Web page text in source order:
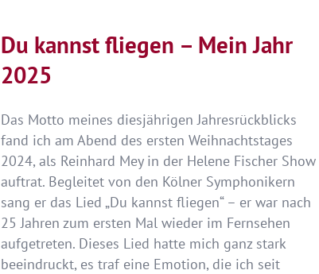
Du kannst fliegen – Mein Jahr
2025
Das Motto meines diesjährigen Jahresrückblicks
fand ich am Abend des ersten Weihnachtstages
2024, als Reinhard Mey in der Helene Fischer Show
auftrat. Begleitet von den Kölner Symphonikern
sang er das Lied „Du kannst fliegen“ – er war nach
25 Jahren zum ersten Mal wieder im Fernsehen
aufgetreten. Dieses Lied hatte mich ganz stark
beeindruckt, es traf eine Emotion, die ich seit